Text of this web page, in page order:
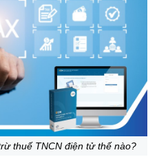
thuế TNCN điện tử thế nào?